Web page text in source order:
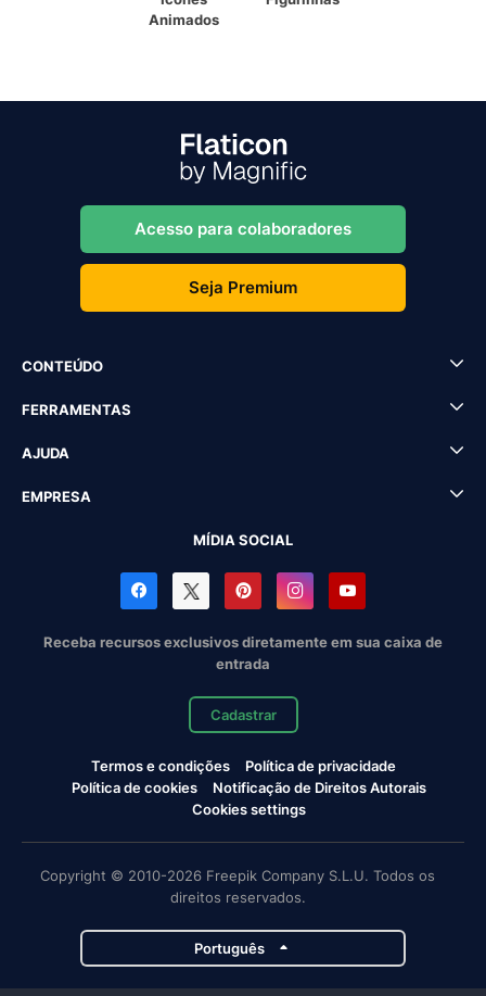
Animados
Acesso para colaboradores
Seja Premium
CONTEÚDO
FERRAMENTAS
AJUDA
EMPRESA
MÍDIA SOCIAL
Receba recursos exclusivos diretamente em sua caixa de
entrada
Cadastrar
Termos e condições
Política de privacidade
Política de cookies
Notificação de Direitos Autorais
Cookies settings
Copyright © 2010-2026 Freepik Company S.L.U. Todos os
direitos reservados.
Português